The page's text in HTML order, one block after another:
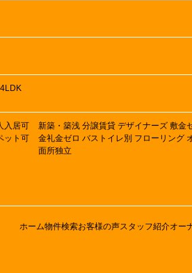
4LDK
入居可
ット可
新築・築浅 分譲賃貸 デザイナーズ 敷金
金礼金ゼロ バストイレ別 フローリング
面所独立
ホーム物件検索お客様の声スタッフ紹介オー